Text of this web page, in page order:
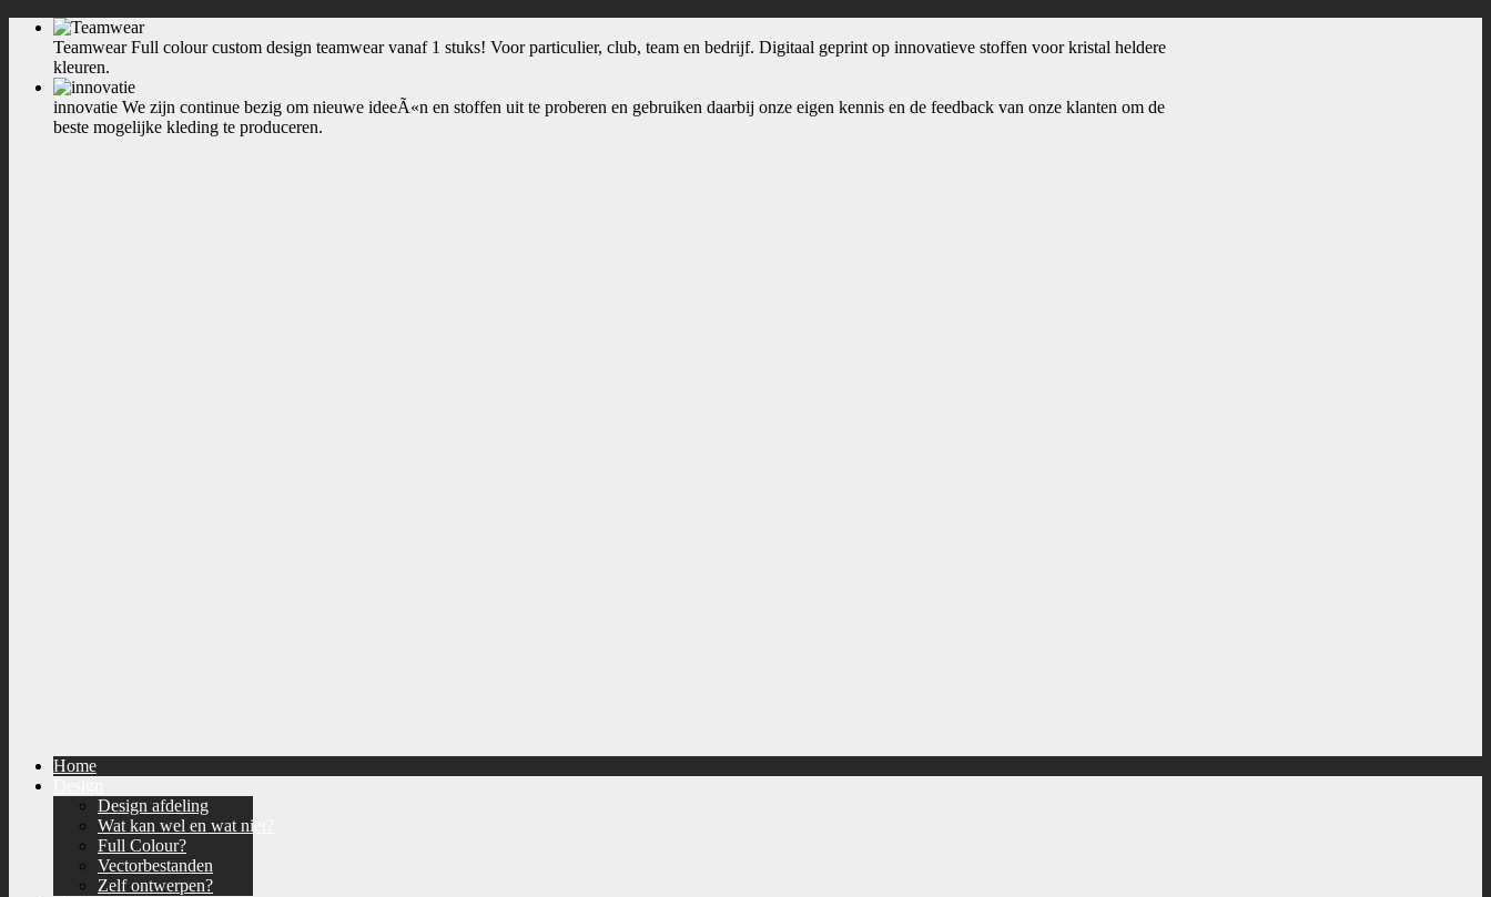
Teamwear Full colour custom design teamwear vanaf 1 stuks! Voor particulier, club, team en bedrijf. Digitaal geprint op innovatieve stoffen voor kristal heldere
kleuren.
innovatie We zijn continue bezig om nieuwe ideeÃ«n en stoffen uit te proberen en gebruiken daarbij onze eigen kennis en de feedback van onze klanten om de
beste mogelijke kleding te produceren.
Home
Design afdeling
Wat kan wel en wat niet?
Full Colour?
Vectorbestanden
Zelf ontwerpen?